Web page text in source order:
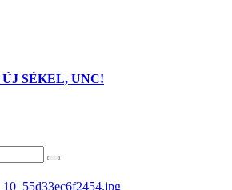
SÉKEL, UNC!